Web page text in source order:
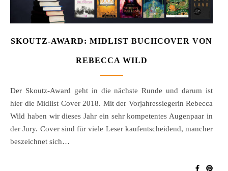
SKOUTZ-AWARD: MIDLIST BUCHCOVER VON
REBECCA WILD
Der Skoutz-Award geht in die nächste Runde und darum ist
hier die Midlist Cover 2018. Mit der Vorjahressiegerin Rebecca
Wild haben wir dieses Jahr ein sehr kompetentes Augenpaar in
der Jury. Cover sind für viele Leser kaufentscheidend, mancher
beszeichnet sich…